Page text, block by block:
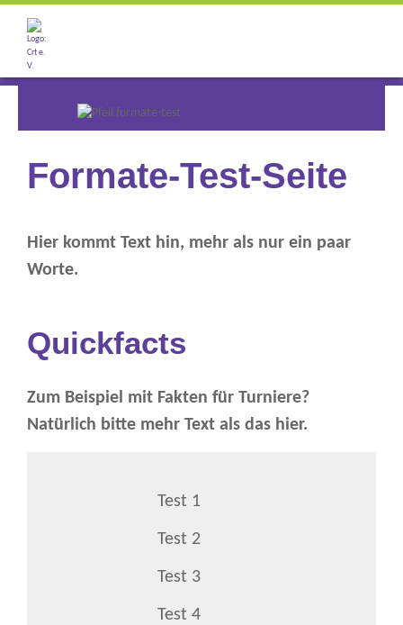
Der Club
News Archiv
formate-test
Formate-Test-Seite
Hier kommt Text hin, mehr als nur ein paar
Worte.
Quickfacts
Zum Beispiel mit Fakten für Turniere?
Natürlich bitte mehr Text als das hier.
Test 1
Test 2
Test 3
Test 4